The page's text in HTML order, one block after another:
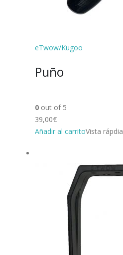
eTwow/Kugoo
Puño
0 out of 5
39,00€
Añadir al carritoVista rápdia